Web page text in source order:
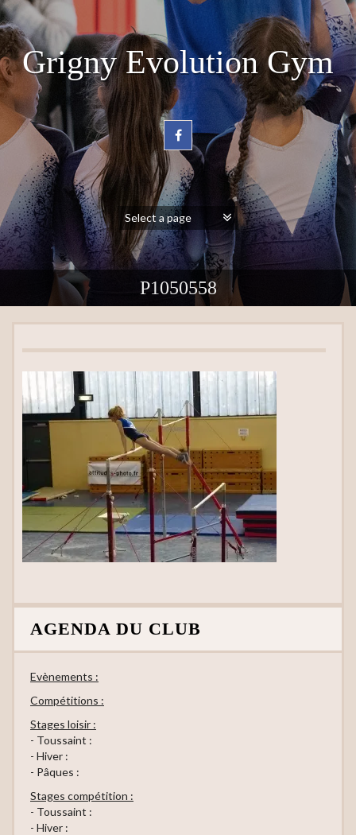
Grigny Evolution Gym
P1050558
AGENDA DU CLUB
Evènements :
Compétitions :
Stages loisir :
- Toussaint :
- Hiver :
- Pâques :
Stages compétition :
- Toussaint :
- Hiver :